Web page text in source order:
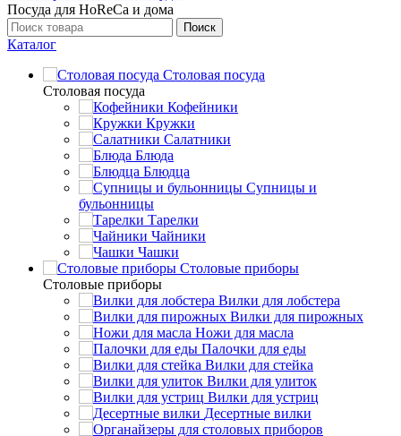
Посуда для HoReCa и дома
Поиск
Каталог
Столовая посуда
Столовая посуда
Кофейники
Кружки
Салатники
Блюда
Блюдца
Супницы и
бульонницы
Тарелки
Чайники
Чашки
Cтоловые приборы
Cтоловые приборы
Вилки для лобстера
Вилки для пирожных
Ножи для масла
Палочки для еды
Вилки для стейка
Вилки для улиток
Вилки для устриц
Десертные вилки